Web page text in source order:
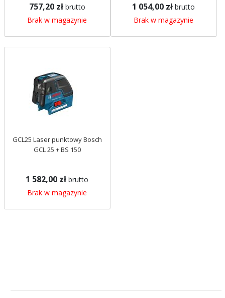
757,20 zł brutto
Brak w magazynie
1 054,00 zł brutto
Brak w magazynie
GCL25 Laser punktowy Bosch
GCL 25 + BS 150
1 582,00 zł brutto
Brak w magazynie